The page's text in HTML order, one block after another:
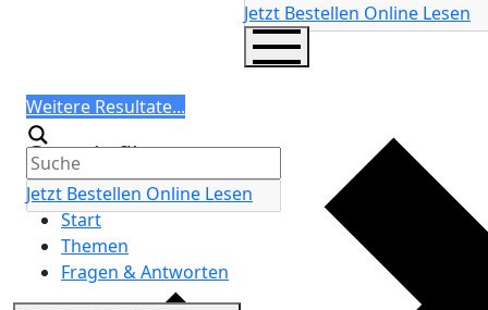
Jetzt Bestellen Online Lesen
Search
Weitere Resultate...
Generic filters
Jetzt Bestellen Online Lesen
Start
Themen
Fragen & Antworten